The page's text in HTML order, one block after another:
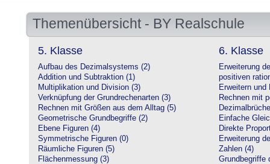
Themenübersicht - BY Realschule
5. Klasse
Aufbau des Dezimalsystems (2)
Addition und Subtraktion (1)
Multiplikation und Division (3)
Verknüpfung der Grundrechenarten (3)
Rechnen mit Größen aus dem Alltag (5)
Geometrische Grundbegriffe (2)
Ebene Figuren (4)
Symmetrische Figuren (0)
Räumliche Figuren (5)
Flächenmessung (3)
6. Klasse
Erweiterung
positiven
Erweitern und
Rechnen mit
Einfache
Direkte
Erweiterung
Zahlen (4)
Grundbegriffe